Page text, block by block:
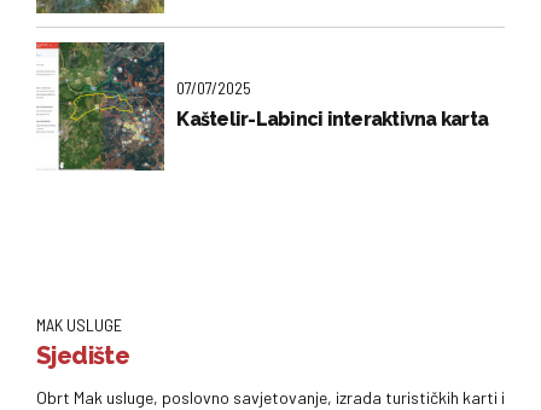
07/07/2025
Kaštelir-Labinci interaktivna karta
MAK USLUGE
Sjedište
Obrt Mak usluge, poslovno savjetovanje, izrada turističkih karti i